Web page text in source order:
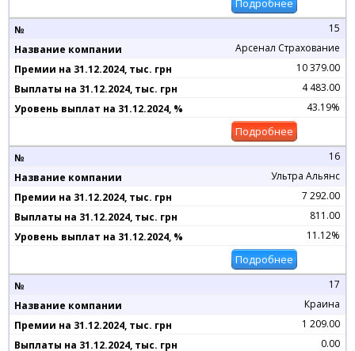
Подробнее
15
Арсенал Страхование
10 379.00
4 483.00
43.19%
Подробнее
16
Ультра Альянс
7 292.00
811.00
11.12%
Подробнее
17
Краина
1 209.00
0.00